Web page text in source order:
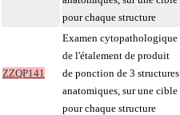
pour chaque structure
ZZQP141
Examen cytopathologique
de l'étalement de produit
de ponction de 3 structures
anatomiques, sur une cible
pour chaque structure